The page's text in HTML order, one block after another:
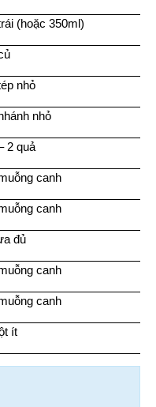
(hoặc 350ml)
nhỏ
nhỏ
2 quả
canh
canh
đủ
canh
canh
ít